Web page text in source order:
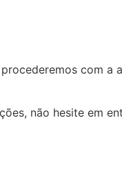
com a
não hesite em